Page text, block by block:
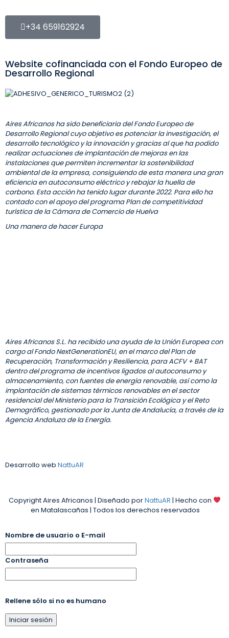
+34 659162924
Website cofinanciada con el Fondo Europeo de
Desarrollo Regional
Aires Africanos ha sido beneficiaria del Fondo Europeo de
Desarrollo Regional cuyo objetivo es potenciar la investigación, el
desarrollo tecnológico y la innovación y gracias al que ha podido
realizar actuaciones de implantación de mejoras en las
instalaciones que permiten incrementar la sostenibilidad
ambiental de la empresa, consiguiendo de esta manera una gran
eficiencia en autoconsumo eléctrico y rebajar la huella de
carbono. Esta acción ha tenido lugar durante 2022. Para ello ha
contado con el apoyo del programa Plan de competitividad
turística de la Cámara de Comercio de Huelva
Una manera de hacer Europa
Aires Africanos S.L. ha recibido una ayuda de la Unión Europea con
cargo al Fondo NextGenerationEU, en el marco del Plan de
Recuperación, Transformación y Resiliencia, para ACFV + BAT
dentro del programa de incentivos ligados al autoconsumo y
almacenamiento, con fuentes de energía renovable, así como la
implantación de sistemas térmicos renovables en el sector
residencial del Ministerio para la Transición Ecológica y el Reto
Demográfico, gestionado por la Junta de Andalucía, a través de la
Agencia Andaluza de la Energía.
Desarrollo web NattuAR
Copyright Aires Africanos | Diseñado porNattuAR | Hecho con
en Matalascañas | Todos los derechos reservados
Nombre de usuario o E-mail
Contraseña
Rellene sólo si no es humano